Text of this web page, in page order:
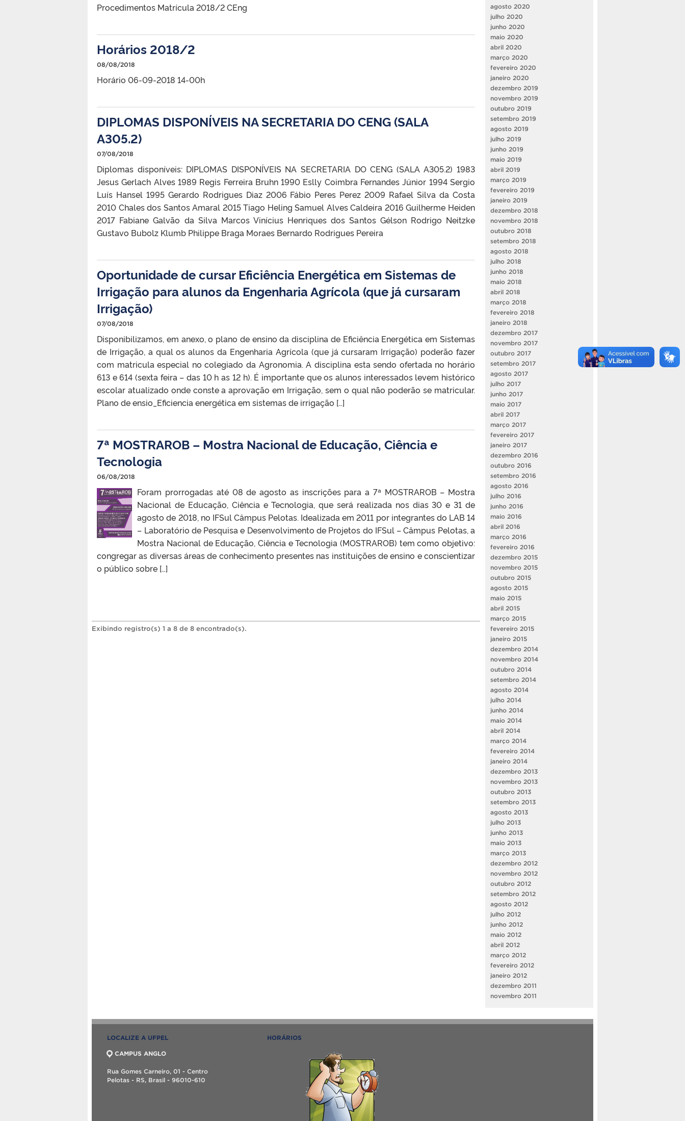
Procedimentos Matrícula 2018/2 CEng
Horários 2018/2
08/08/2018
Horário 06-09-2018 14-00h
DIPLOMAS DISPONÍVEIS NA SECRETARIA DO CENG (SALA
A305.2)
07/08/2018
Diplomas disponíveis: DIPLOMAS DISPONÍVEIS NA SECRETARIA DO CENG (SALA A305.2) 1983
Jesus Gerlach Alves 1989 Regis Ferreira Bruhn 1990 Eslly Coimbra Fernandes Júnior 1994 Sergio
Luís Hansel 1995 Gerardo Rodrigues Diaz 2006 Fábio Peres Perez 2009 Rafael Silva da Costa
2010 Chales dos Santos Amaral 2015 Tiago Heling Samuel Alves Caldeira 2016 Guilherme Heiden
2017 Fabiane Galvão da Silva Marcos Vinícius Henriques dos Santos Gélson Rodrigo Neitzke
Gustavo Bubolz Klumb Philippe Braga Moraes Bernardo Rodrigues Pereira
Oportunidade de cursar Eficiência Energética em Sistemas de
Irrigação para alunos da Engenharia Agrícola (que já cursaram
Irrigação)
07/08/2018
Disponibilizamos, em anexo, o plano de ensino da disciplina de Eficiência Energética em Sistemas
de Irrigação, a qual os alunos da Engenharia Agrícola (que já cursaram Irrigação) poderão fazer
com matricula especial no colegiado da Agronomia. A disciplina esta sendo ofertada no horário
613 e 614 (sexta feira – das 10 h as 12 h). É importante que os alunos interessados levem histórico
escolar atualizado onde conste a aprovação em Irrigação, sem o qual não poderão se matricular.
Plano de ensio_Eficiencia energética em sistemas de irrigação […]
7ª MOSTRAROB – Mostra Nacional de Educação, Ciência e
Tecnologia
06/08/2018
Foram prorrogadas até 08 de agosto as inscrições para a 7ª MOSTRAROB – Mostra
Nacional de Educação, Ciência e Tecnologia, que será realizada nos dias 30 e 31 de
agosto de 2018, no IFSul Câmpus Pelotas. Idealizada em 2011 por integrantes do LAB 14
– Laboratório de Pesquisa e Desenvolvimento de Projetos do IFSul – Câmpus Pelotas, a
Mostra Nacional de Educação, Ciência e Tecnologia (MOSTRAROB) tem como objetivo:
congregar as diversas áreas de conhecimento presentes nas instituições de ensino e conscientizar
o público sobre […]
Exibindo registro(s) 1 a 8 de 8 encontrado(s).
agosto 2020
julho 2020
junho 2020
maio 2020
abril 2020
março 2020
fevereiro 2020
janeiro 2020
dezembro 2019
novembro 2019
outubro 2019
setembro 2019
agosto 2019
julho 2019
junho 2019
maio 2019
abril 2019
março 2019
fevereiro 2019
janeiro 2019
dezembro 2018
novembro 2018
outubro 2018
setembro 2018
agosto 2018
julho 2018
junho 2018
maio 2018
abril 2018
março 2018
fevereiro 2018
janeiro 2018
dezembro 2017
novembro 2017
outubro 2017
setembro 2017
agosto 2017
julho 2017
junho 2017
maio 2017
abril 2017
março 2017
fevereiro 2017
janeiro 2017
dezembro 2016
outubro 2016
setembro 2016
agosto 2016
julho 2016
junho 2016
maio 2016
abril 2016
março 2016
fevereiro 2016
dezembro 2015
novembro 2015
outubro 2015
agosto 2015
maio 2015
abril 2015
março 2015
fevereiro 2015
janeiro 2015
dezembro 2014
novembro 2014
outubro 2014
setembro 2014
agosto 2014
julho 2014
junho 2014
maio 2014
abril 2014
março 2014
fevereiro 2014
janeiro 2014
dezembro 2013
novembro 2013
outubro 2013
setembro 2013
agosto 2013
julho 2013
junho 2013
maio 2013
março 2013
dezembro 2012
novembro 2012
outubro 2012
setembro 2012
agosto 2012
julho 2012
junho 2012
maio 2012
abril 2012
março 2012
fevereiro 2012
janeiro 2012
dezembro 2011
novembro 2011
LOCALIZE A UFPEL
CAMPUS ANGLO
Rua Gomes Carneiro, 01 - Centro
Pelotas - RS, Brasil - 96010-610
HORÁRIOS